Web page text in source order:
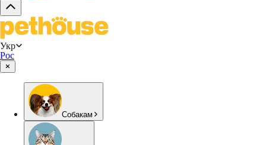
Укр
Рос
Собакам